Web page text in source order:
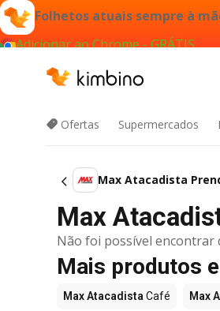
Folhetos atuais sempre à
Adicionar ao Chrome - GRÁTIS
Ofertas Supermercados
Max Atacadista
Max
Não foi possível encontrar
Mais produtos
Max Atacadista Café Max